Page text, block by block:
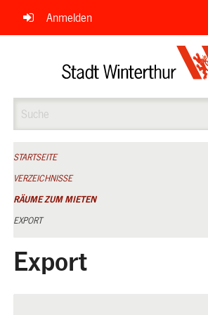
Navigation
überspringen
Anmelden
STARTSEITE
VERZEICHNISSE
RÄUME ZUM MIETEN
EXPORT
Export